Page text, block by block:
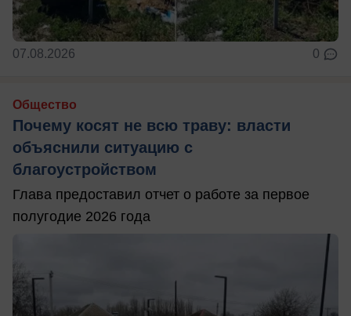
07.08.2026 0
Общество
Почему косят не всю траву: власти
объяснили ситуацию с
благоустройством
Глава предоставил отчет о работе за первое
полугодие 2026 года